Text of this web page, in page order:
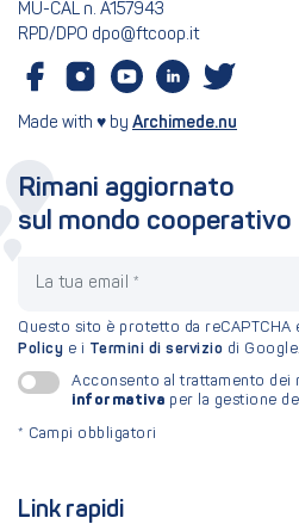
MU-CAL n. A157943
RPD/DPO dpo@ftcoop.it
Made with ♥ by Archimede.nu
Link rapidi
Rimani aggiornato
sul mondo cooperativo
Questo sito è protetto da reCAPTCHA
Policy e i Termini di servizio di Google.
Acconsento al trattamento dei
informativa per la gestione
* Campi obbligatori